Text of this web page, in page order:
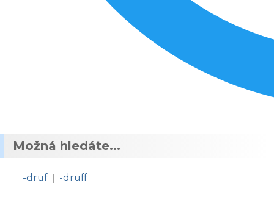
Možná hledáte...
-druf | -druff